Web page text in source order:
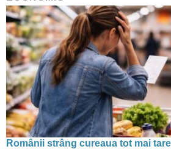
Românii strâng cureaua tot mai